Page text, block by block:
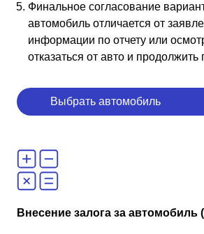
Финальное согласование
автомобиль отличается от
информации по отчету или
отказаться от авто и продолжить
Выбрать автомобиль
Внесение залога за автомобиль